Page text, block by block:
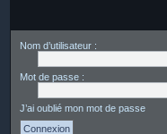
Nom d’utilisateur :
Mot de passe :
J’ai oublié mon mot de passe